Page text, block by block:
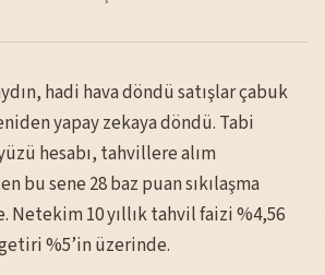
hadi hava döndü satışlar çabuk
yapay zekaya döndü. Tabi
hesabı, tahvillere alım
bu sene 28 baz puan sıkılaşma
Netekim 10 yıllık tahvil faizi %4,56
%5’in üzerinde.